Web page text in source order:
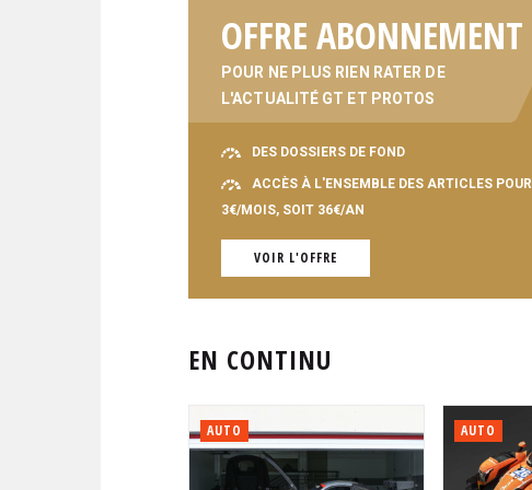
OFFRE ABONNEMENT
POUR NE PLUS RIEN RATER DE
L'ACTUALITÉ GT ET PROTOS
DES DOSSIERS DE FOND
ACCÈS À L'ENSEMBLE DES ARTICLES POUR
3€/MOIS, SOIT 36€/AN
VOIR L'OFFRE
EN CONTINU
AUTO AUTO